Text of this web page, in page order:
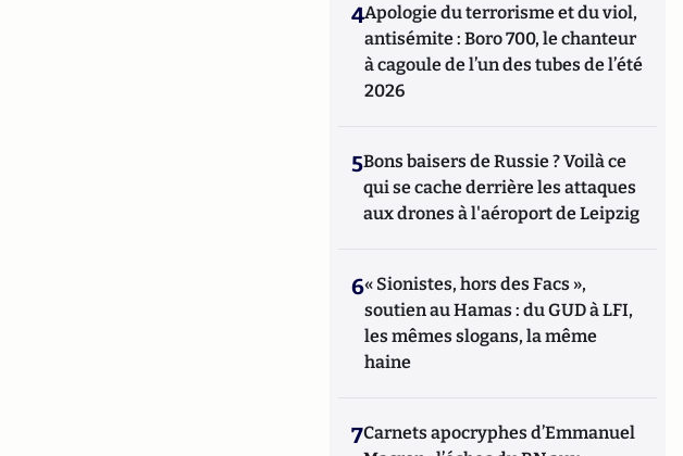
4Apologie du terrorisme et du viol,
antisémite : Boro 700, le chanteur
à cagoule de l’un des tubes de l’été
2026
5Bons baisers de Russie ? Voilà ce
qui se cache derrière les attaques
aux drones à l'aéroport de Leipzig
6« Sionistes, hors des Facs »,
soutien au Hamas : du GUD à LFI,
les mêmes slogans, la même
haine
7Carnets apocryphes d’Emmanuel